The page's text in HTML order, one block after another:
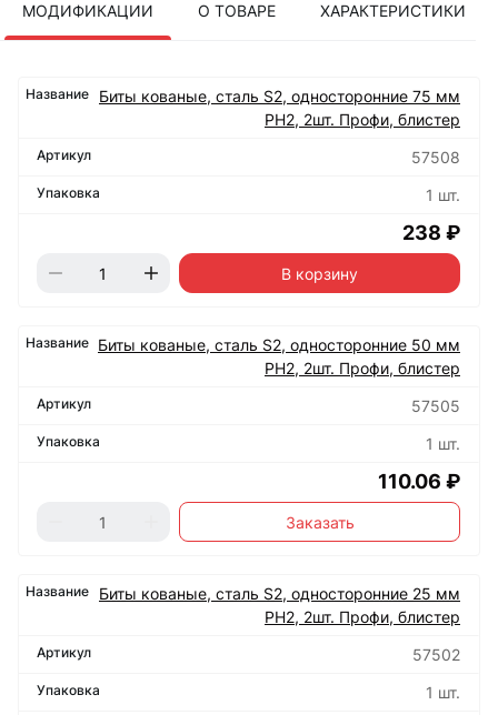
МОДИФИКАЦИИ О ТОВАРЕ ХАРАКТЕРИСТИКИ
Биты кованые, сталь S2, односторонние 75 мм
РН2, 2шт. Профи, блистер
57508
1 шт.
238 ₽
В корзину
Биты кованые, сталь S2, односторонние 50 мм
РН2, 2шт. Профи, блистер
57505
1 шт.
110.06 ₽
Заказать
Биты кованые, сталь S2, односторонние 25 мм
РН2, 2шт. Профи, блистер
57502
1 шт.